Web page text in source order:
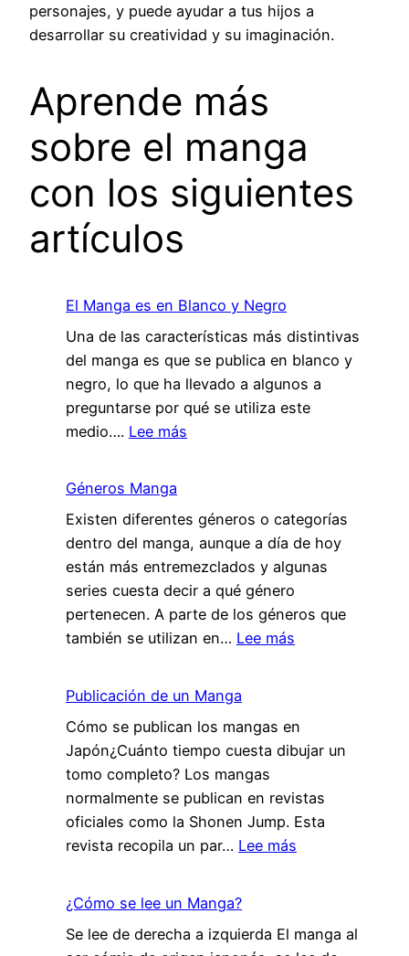
personajes, y puede ayudar a tus hijos a
desarrollar su creatividad y su imaginación.
Aprende más
sobre el manga
con los siguientes
artículos
El Manga es en Blanco y Negro
Una de las características más distintivas
del manga es que se publica en blanco y
negro, lo que ha llevado a algunos a
preguntarse por qué se utiliza este
medio…. Lee más
en
Blanco
y
Negro
Géneros Manga
Existen diferentes géneros o categorías
dentro del manga, aunque a día de hoy
están más entremezclados y algunas
series cuesta decir a qué género
pertenecen. A parte de los géneros que
también se utilizan en… Lee más
Publicación de un Manga
Cómo se publican los mangas en
Japón¿Cuánto tiempo cuesta dibujar un
tomo completo? Los mangas
normalmente se publican en revistas
oficiales como la Shonen Jump. Esta
revista recopila un par… Lee más
Manga
¿Cómo se lee un Manga?
Se lee de derecha a izquierda El manga al